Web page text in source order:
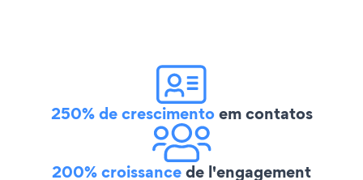
250% de crescimentoem contatos
200% croissancede l'engagement